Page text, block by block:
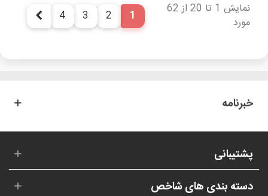
نمایش 1 تا 20 از 62
مورد
1
2
3
4 بعدی
خبرنامه
پشتیبانی
دسته بندی های شاخص